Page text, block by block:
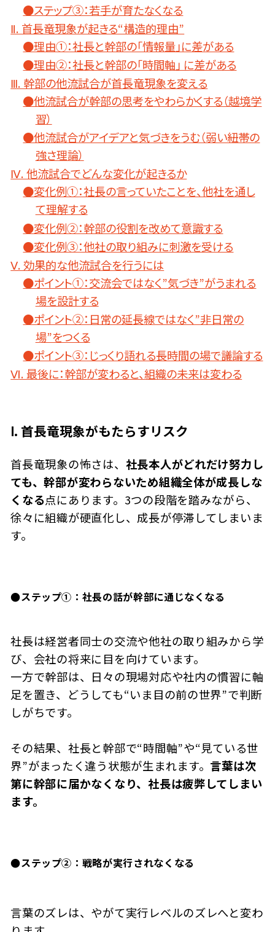
●ステップ③：若手が育たなくなる
Ⅱ. 首長竜現象が起きる“構造的理由”
●理由①：社長と幹部の「情報量」に差がある
●理由②：社長と幹部の「時間軸」 に差がある
Ⅲ. 幹部の他流試合が首長竜現象を変える
●他流試合が幹部の思考をやわらかくする（越境学
習）
●他流試合がアイデアと気づきをうむ（弱い紐帯の
強さ理論）
Ⅳ. 他流試合でどんな変化が起きるか
●変化例①：社長の言っていたことを、他社を通し
て理解する
●変化例②：幹部の役割を改めて意識する
●変化例③：他社の取り組みに刺激を受ける
Ⅴ. 効果的な他流試合を行うには
●ポイント①：交流会ではなく”気づき”がうまれる
場を設計する
●ポイント②：日常の延長線ではなく”非日常の
場”をつくる
●ポイント③：じっくり語れる長時間の場で議論する
Ⅵ. 最後に：幹部が変わると、組織の未来は変わる
Ⅰ. 首長竜現象がもたらすリスク
首長竜現象の怖さは、 社長本人がどれだけ努力し
ても、幹部が変わらないため組織全体が成長しな
くなる点にあります。3つの段階を踏みながら、
徐々に組織が硬直化し、成長が停滞してしまいま
す。
●ステップ①：社長の話が幹部に通じなくなる
社長は経営者同士の交流や他社の取り組みから学
び、会社の将来に目を向けています。
一方で幹部は、日々の現場対応や社内の慣習に軸
足を置き、どうしても“いま目の前の世界”で判断
しがちです。
その結果、社長と幹部で“時間軸”や“見ている世
界”がまったく違う状態が生まれます。 言葉は次
第に幹部に届かなくなり、社長は疲弊してしまい
ます。
●ステップ②：戦略が実行されなくなる
言葉のズレは、やがて実行レベルのズレへと変わ